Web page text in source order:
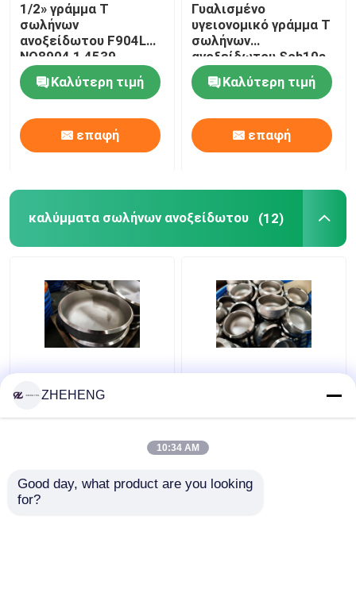
Κοχλιοτομημένη τοποθέτηση σωληνώσεων
Μειωτής ανοξείδωτου
τυφλή φλάντζα ανοξείδωτου
Φλάντζα λαιμών συγκόλλησης
Τοποθετήσεις σωληνώσεων κραμάτων νικελίου
1/2» γράμμα Τ
σωλήνων
ανοξείδωτου F904L
NO8904 1,4539
Καλύτερη τιμή
επαφή
Γυαλισμένο
υγειονομικό γράμμα Τ
σωλήνων
ανοξείδωτου Sch10s
304L
Καλύτερη τιμή
επαφή
καλύμματα σωλήνων ανοξείδωτου (12)
καλύμματα σωλήνων
ZHEHENG
10:34 AM
Good day, what product are you looking
for?